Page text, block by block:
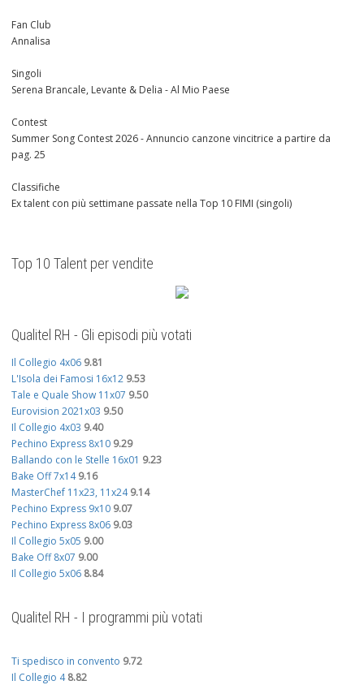
Fan Club
Annalisa
Singoli
Serena Brancale, Levante & Delia - Al Mio Paese
Contest
Summer Song Contest 2026 - Annuncio canzone vincitrice a partire da
pag. 25
Classifiche
Ex talent con più settimane passate nella Top 10 FIMI (singoli)
Top 10 Talent per vendite
Qualitel RH - Gli episodi più votati
Il Collegio 4x06 9.81
L'Isola dei Famosi 16x12 9.53
Tale e Quale Show 11x07 9.50
Eurovision 2021x03 9.50
Il Collegio 4x03 9.40
Pechino Express 8x10 9.29
Ballando con le Stelle 16x01 9.23
Bake Off 7x14 9.16
MasterChef 11x23, 11x24 9.14
Pechino Express 9x10 9.07
Pechino Express 8x06 9.03
Il Collegio 5x05 9.00
Bake Off 8x07 9.00
Il Collegio 5x06 8.84
Qualitel RH - I programmi più votati
Ti spedisco in convento 9.72
Il Collegio 4 8.82